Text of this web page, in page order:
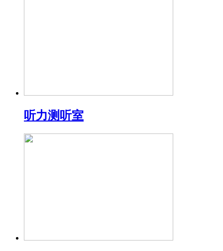
听力测听室